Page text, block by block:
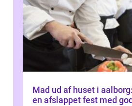
Mad ud af huset i
en afslappet fest med